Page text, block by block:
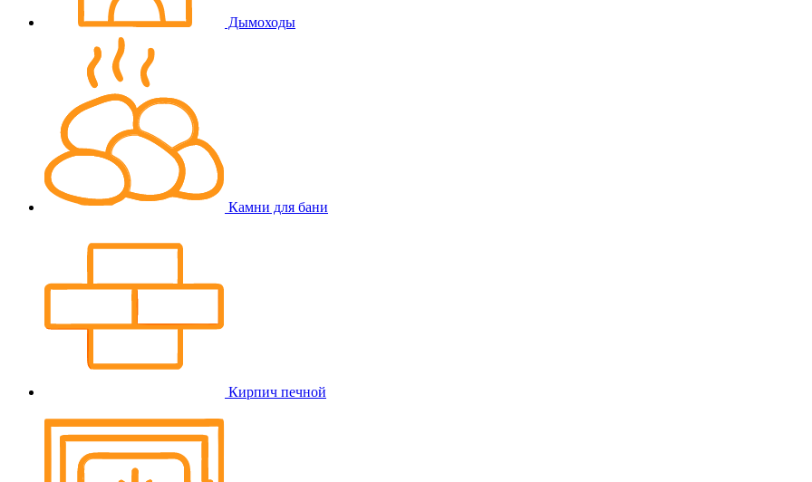
Дымоходы
Камни для бани
Кирпич печной